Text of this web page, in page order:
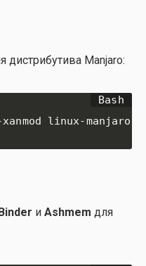
Manjaro:
linux-manjaro-
и Ashmem для